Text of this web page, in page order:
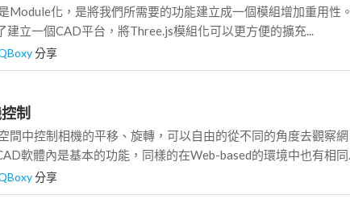
Module化，是將我們所需要的功能建立成一個模組增加重用性。
立一個CAD平台，將Three.js模組化可以更方便的擴充...
分享
制
間中控制相機的平移、旋轉，可以自由的從不同的角度去觀察網
軟體內是基本的功能，同樣的在Web-based的環境中也有相同...
分享